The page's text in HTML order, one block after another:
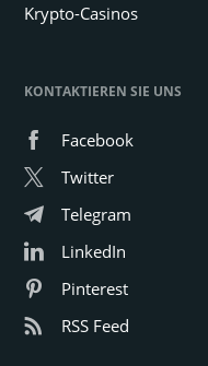
Krypto-Casinos
KONTAKTIEREN SIE UNS
Facebook
Twitter
Telegram
LinkedIn
Pinterest
RSS Feed